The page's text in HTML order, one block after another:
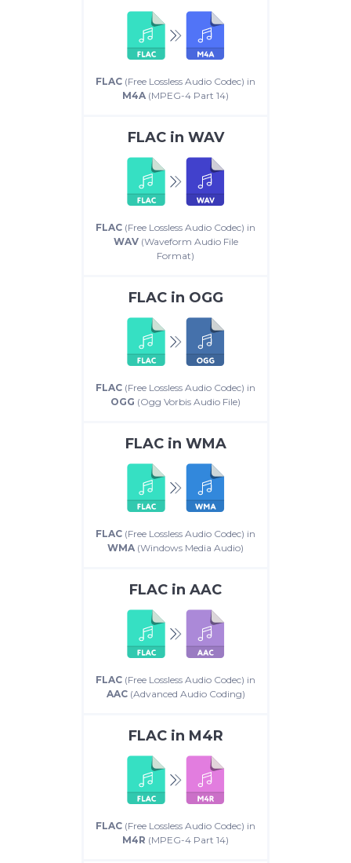
FLAC (Free Lossless Audio Codec) in
M4A (MPEG-4 Part 14)
FLACin WAV
FLAC (Free Lossless Audio Codec) in
WAV(Waveform Audio File
Format)
FLACin OGG
FLAC (Free Lossless Audio Codec) in
OGG (Ogg Vorbis Audio File)
FLACin WMA
FLAC (Free Lossless Audio Codec) in
WMA (Windows Media Audio)
FLAC in AAC
FLAC (Free Lossless Audio Codec) in
AAC(Advanced Audio Coding)
FLACin M4R
FLAC (Free Lossless Audio Codec) in
M4R (MPEG-4 Part 14)